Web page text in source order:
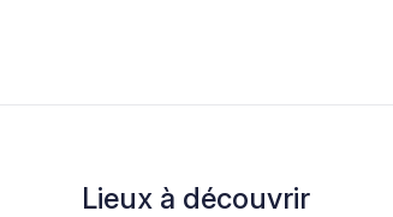
Lieux à découvrir